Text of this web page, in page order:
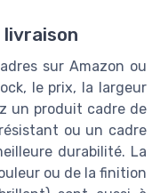
livraison
sur Amazon ou
le prix, la largeur
un produit cadre de
ou un cadre
durabilité. La
ou de la finition